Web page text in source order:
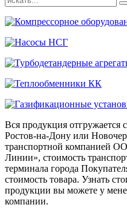
Вся продукция отгружается
Ростов-на-Дону или
транспортной компанией
Линии», стоимость
терминала города
стоимость товара. Узнать
продукции вы можете у
компании.